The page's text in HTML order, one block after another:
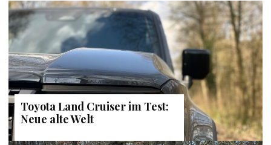
Toyota Land Cruiser im Test:
Neue alte Welt